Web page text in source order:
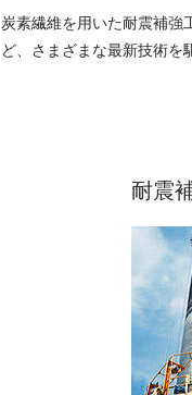
炭素繊維を用いた耐震補強
ど、さまざまな最新技術
耐震